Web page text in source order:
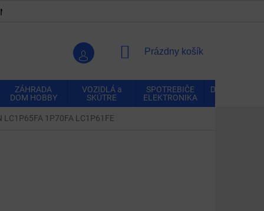
NÁKUPNÝ
Prázdny košík
ZÁHRADA
DOM HOBBY
VOZIDLÁ a
SKÚTRE
SPOTREBIČE
ELEKTRONIKA
DOMÁCNOSŤ
1P70FA LC1P61FE